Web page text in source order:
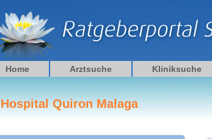
Home Arztsuche Kliniksuche
Hospital Quiron Malaga